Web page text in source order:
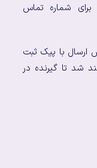
شماره تماس
ارسال با پیک ثبت
شد تا گیرنده در